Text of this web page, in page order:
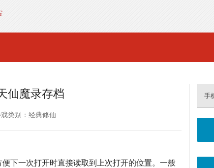
仙魔录存档
类别：经典修仙
下一次打开时直接读取到上次打开的位置。一般
手